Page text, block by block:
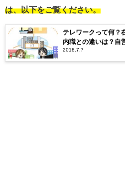
は、以下をご覧ください。
テレワークって何？
内職との違いは？自
2018.7.7